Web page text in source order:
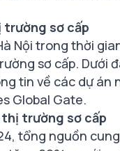
trường sơ cấp
Nội trong thời
sơ cấp. Dưới
tin về các dự án
Global Gate.
trường sơ cấp
tổng nguồn